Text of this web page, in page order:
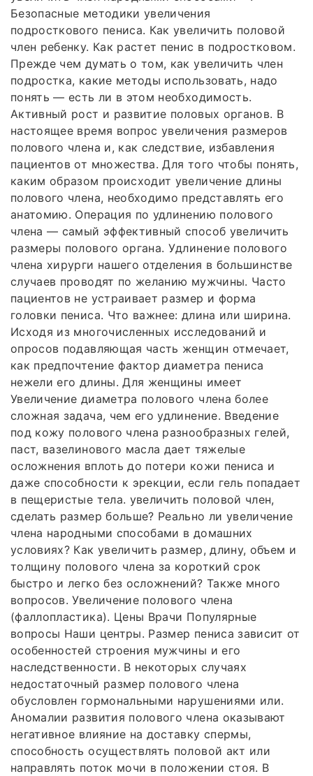
Безопасные методики увеличения
подросткового пениса. Как увеличить половой
член ребенку. Как растет пенис в подростковом.
Прежде чем думать о том, как увеличить член
подростка, какие методы использовать, надо
понять — есть ли в этом необходимость.
Активный рост и развитие половых органов. В
настоящее время вопрос увеличения размеров
полового члена и, как следствие, избавления
пациентов от множества. Для того чтобы понять,
каким образом происходит увеличение длины
полового члена, необходимо представлять его
анатомию. Операция по удлинению полового
члена — самый эффективный способ увеличить
размеры полового органа. Удлинение полового
члена хирурги нашего отделения в большинстве
случаев проводят по желанию мужчины. Часто
пациентов не устраивает размер и форма
головки пениса. Что важнее: длина или ширина.
Исходя из многочисленных исследований и
опросов подавляющая часть женщин отмечает,
как предпочтение фактор диаметра пениса
нежели его длины. Для женщины имеет
Увеличение диаметра полового члена более
сложная задача, чем его удлинение. Введение
под кожу полового члена разнообразных гелей,
паст, вазелинового масла дает тяжелые
осложнения вплоть до потери кожи пениса и
даже способности к эрекции, если гель попадает
в пещеристые тела. увеличить половой член,
сделать размер больше? Реально ли увеличение
члена народными способами в домашних
условиях? Как увеличить размер, длину, объем и
толщину полового члена за короткий срок
быстро и легко без осложнений? Также много
вопросов. Увеличение полового члена
(фаллопластика). Цены Врачи Популярные
вопросы Наши центры. Размер пениса зависит от
особенностей строения мужчины и его
наследственности. В некоторых случаях
недостаточный размер полового члена
обусловлен гормональными нарушениями или.
Аномалии развития полового члена оказывают
негативное влияние на доставку спермы,
способность осуществлять половой акт или
направлять поток мочи в положении стоя. В